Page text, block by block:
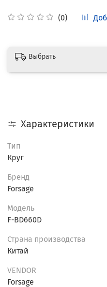
(0)
Выбрать
Характеристики
Тип
Круг
Бренд
Forsage
Модель
F-BD660D
Страна производства
Китай
VENDOR
Forsage